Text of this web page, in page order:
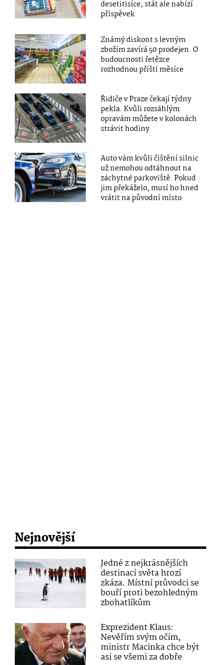
desetitisíce, stát ale nabízí
příspěvek
Známý diskont s levným
zbožím zavírá 50 prodejen. O
budoucnosti řetězce
rozhodnou příští měsíce
Řidiče v Praze čekají týdny
pekla. Kvůli rozsáhlým
opravám můžete v kolonách
strávit hodiny
Auto vám kvůli čištění silnic
už nemohou odtáhnout na
záchytné parkoviště. Pokud
jim překáželo, musí ho hned
vrátit na původní místo
Nejnovější
Jedné z nejkrásnějších
destinací světa hrozí
zkáza. Místní průvodci se
bouří proti bezohledným
zbohatlíkům
Exprezident Klaus:
Nevěřím svým očím,
ministr Macinka chce být
asi se všemi za dobře